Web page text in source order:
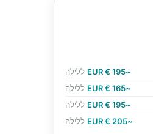
~195 € EUR
ללילה
~165 € EUR
ללילה
~195 € EUR
ללילה
~205 € EUR
ללילה